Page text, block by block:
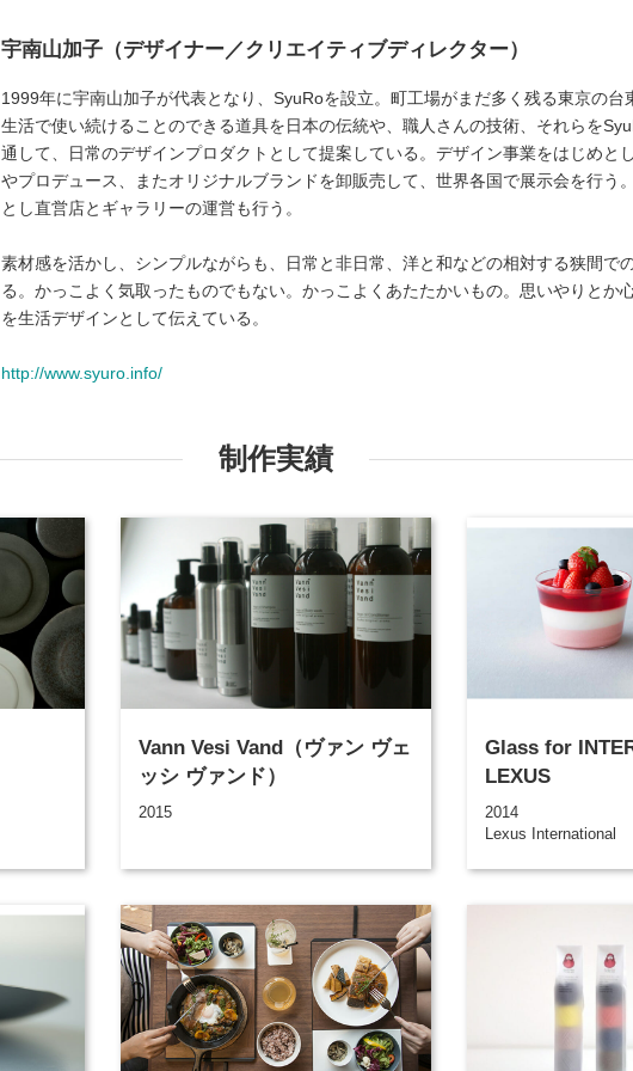
宇南山加子（デザイナー／クリエイティブディレクター）
1999年に宇南山加子が代表となり、SyuRoを設立。町工場がまだ多く残る東京の台
生活で使い続けることのできる道具を日本の伝統や、職人さんの技術、それらを
通して、日常のデザインプロダクトとして提案している。デザイン事業をはじめと
やプロデュース、またオリジナルブランドを卸販売して、世界各国で展示会を行う
とし直営店とギャラリーの運営も行う。
素材感を活かし、シンプルながらも、日常と非日常、洋と和などの相対する狭間で
る。かっこよく気取ったものでもない。かっこよくあたたかいもの。思いやりとか
を生活デザインとして伝えている。
http://www.syuro.info/
制作実績
Vann Vesi Vand（ヴァン ヴェ
ッシ ヴァンド）
2015
Glass for
LEXUS
2014
Lexus International